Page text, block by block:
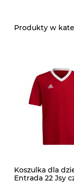
Koszulka dla
Entrada 22 Jsy